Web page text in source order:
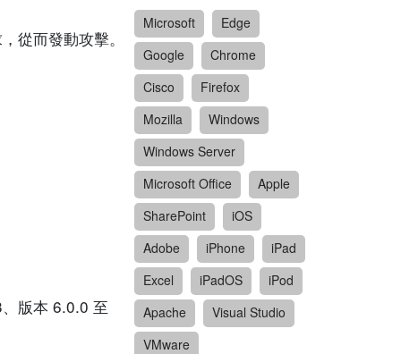
從而發動攻擊。
版本 6.0.0 至
Microsoft
Edge
Google
Chrome
Cisco
Firefox
Mozilla
Windows
Windows Server
Microsoft Office
Apple
SharePoint
iOS
Adobe
iPhone
iPad
Excel
iPadOS
iPod
Apache
Visual Studio
VMware